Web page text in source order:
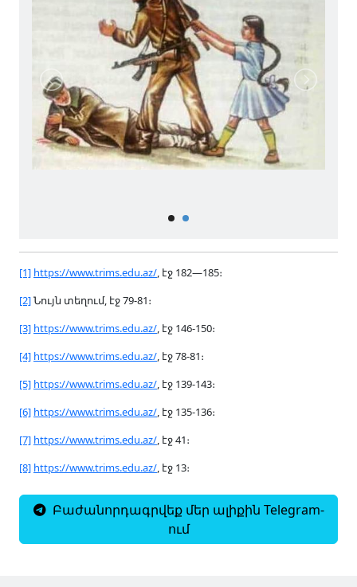
[1] https://www.trims.edu.az/, էջ 182—185։
[2]Նույն տեղում, էջ 79-81։
[3] https://www.trims.edu.az/, էջ 146-150։
[4] https://www.trims.edu.az/, էջ 78-81։
[5] https://www.trims.edu.az/, էջ 139-143։
[6] https://www.trims.edu.az/, էջ 135-136։
[7] https://www.trims.edu.az/, էջ 41։
[8] https://www.trims.edu.az/, էջ 13։
Բաժանորդագրվեք մեր ալիքին Telegram-
ում